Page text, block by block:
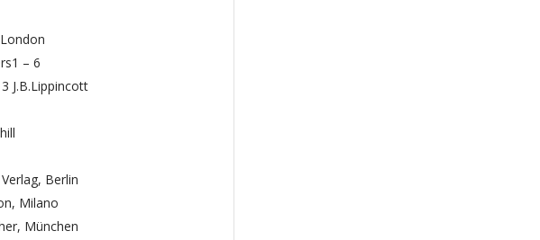
– 6
J.B.Lippincott
Berlin
Milano
München